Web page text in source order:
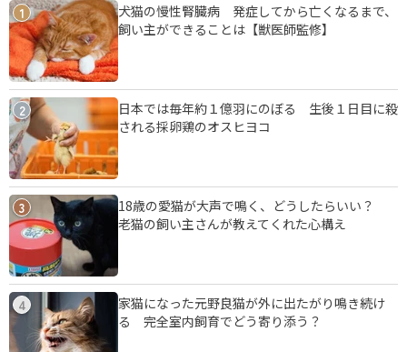
1
犬猫の慢性腎臓病 発症してから亡くなるまで、
飼い主ができることは【獣医師監修】
2
日本では毎年約１億羽にのぼる 生後１日目に殺
される採卵鶏のオスヒヨコ
3
18歳の愛猫が大声で鳴く、どうしたらいい？
老猫の飼い主さんが教えてくれた心構え
4
家猫になった元野良猫が外に出たがり鳴き続け
る 完全室内飼育でどう寄り添う？